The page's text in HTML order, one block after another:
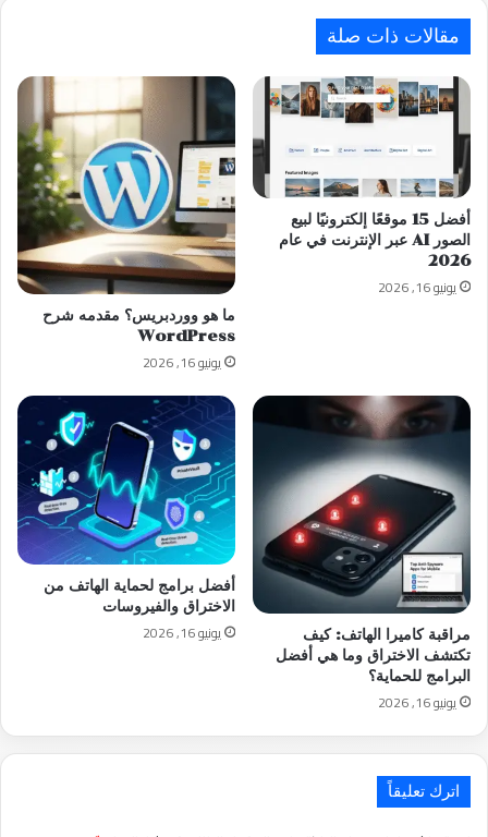
مقالات ذات صلة
أفضل 15 موقعًا إلكترونيًا لبيع
الصور AI عبر الإنترنت في عام
2026
يونيو 16, 2026
ما هو ووردبريس؟ مقدمه شرح
WordPress
يونيو 16, 2026
مراقبة كاميرا الهاتف: كيف
تكتشف الاختراق وما هي أفضل
البرامج للحماية؟
يونيو 16, 2026
أفضل برامج لحماية الهاتف من
الاختراق والفيروسات
يونيو 16, 2026
اترك تعليقاً